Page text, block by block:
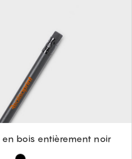
bois entièrement noir